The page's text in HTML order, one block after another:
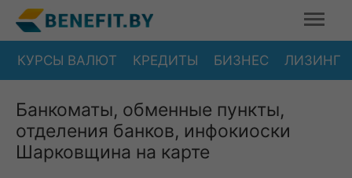
КУРСЫ ВАЛЮТ КРЕДИТЫ БИЗНЕС ЛИЗИНГ
Банкоматы, обменные пункты,
отделения банков, инфокиоски
Шарковщина на карте